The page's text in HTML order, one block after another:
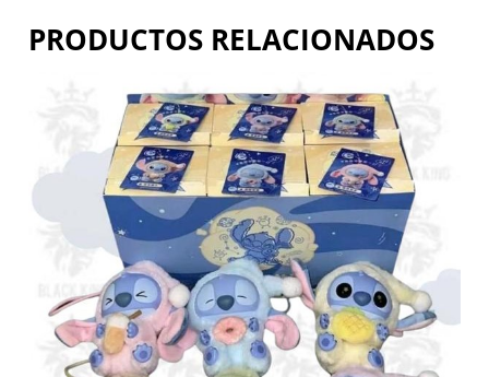
PRODUCTOS RELACIONADOS